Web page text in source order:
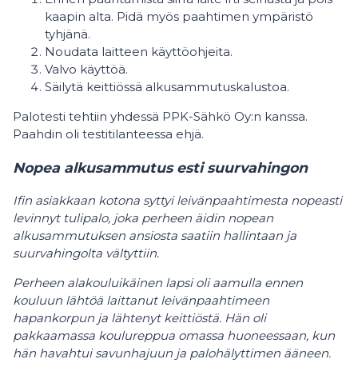
kaapin alta. Pidä myös paahtimen ympäristö
tyhjänä.
Noudata laitteen käyttöohjeita.
Valvo käyttöä.
Säilytä keittiössä alkusammutuskalustoa.
Palotesti tehtiin yhdessä PPK-Sähkö Oy:n kanssa.
Paahdin oli testitilanteessa ehjä.
Nopea alkusammutus esti suurvahingon
Ifin asiakkaan kotona syttyi leivänpaahtimesta nopeasti
levinnyt tulipalo, joka perheen äidin nopean
alkusammutuksen ansiosta saatiin hallintaan ja
suurvahingolta vältyttiin.
Perheen alakouluikäinen lapsi oli aamulla ennen
kouluun lähtöä laittanut leivänpaahtimeen
hapankorpun ja lähtenyt keittiöstä. Hän oli
pakkaamassa koulureppua omassa huoneessaan, kun
hän havahtui savunhajuun ja palohälyttimen ääneen.